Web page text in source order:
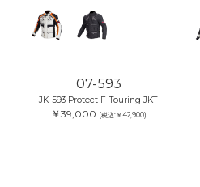
07-593
JK-593 Protect F-Touring JKT
￥39,000 (税込:￥42,900)